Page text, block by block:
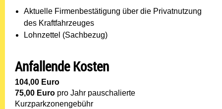
Aktuelle Firmenbestätigung über die Privatnutzung
des Kraftfahrzeuges
Lohnzettel (Sachbezug)
Anfallende Kosten
104,00 Euro
75,00 Euro pro Jahr pauschalierte
Kurzparkzonengebühr